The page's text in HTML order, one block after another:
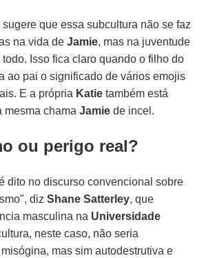
sugere que essa subcultura não se faz
na vida deJamie, mas na juventude
Isso fica claro quando o filho do
ao pai o significado de vários emojis
E a própria Katie também está
mesma chamaJamie de incel.
ou perigo real?
dito no discurso convencional sobre
dizShane Satterley, que
masculina na Universidade
neste caso, não seria
mas sim autodestrutiva e